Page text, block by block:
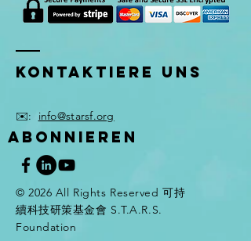
Kontaktiere uns
✉️: info@starsf.org
ABONNIEREN
© 2026 All Rights Reserved 可持
續科技研策基金會 S.T.A.R.S.
Foundation